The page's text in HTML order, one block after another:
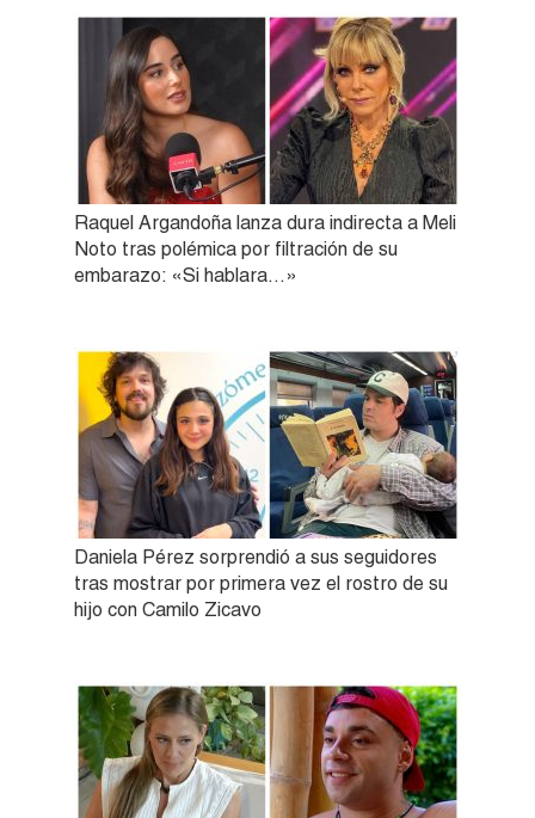
Raquel Argandoña lanza dura indirecta a Meli
Noto tras polémica por filtración de su
embarazo: «Si hablara…»
Daniela Pérez sorprendió a sus seguidores
tras mostrar por primera vez el rostro de su
hijo con Camilo Zicavo